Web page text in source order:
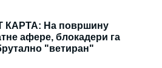
На површину
афере, блокадери га
"ветиран"